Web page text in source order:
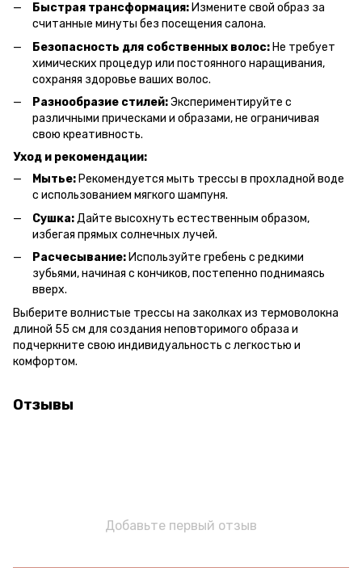
Быстрая трансформация: Измените свой образ за
считанные минуты без посещения салона.
Безопасность для собственных волос: Не требует
химических процедур или постоянного наращивания,
сохраняя здоровье ваших волос.
Разнообразие стилей:Экспериментируйте с
различными прическами и образами, не ограничивая
свою креативность.
Уход и рекомендации:
Мытье: Рекомендуется мыть трессы в прохладной воде
с использованием мягкого шампуня.
Сушка:Дайте высохнуть естественным образом,
избегая прямых солнечных лучей.
Расчесывание: Используйте гребень с редкими
зубьями, начиная с кончиков, постепенно поднимаясь
вверх.
Выберите волнистые трессы на заколках из термоволокна
длиной 55 см для создания неповторимого образа и
подчеркните свою индивидуальность с легкостью и
комфортом.
Отзывы
Добавьте первый отзыв